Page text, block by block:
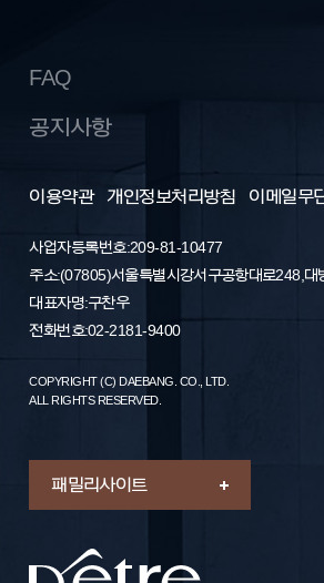
FAQ
공지사항
이용약관 개인정보처리방침 이메일무
사업자등록번호: 209-81-10477
주소 : (07805) 서울특별시 강서구 공항대로 248,
대표자명 : 구찬우
전화번호 : 02-2181-9400
COPYRIGHT (C) DAEBANG. CO., LTD.
ALL RIGHTS RESERVED.
패밀리 사이트